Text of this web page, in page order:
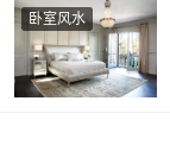
卧室风水